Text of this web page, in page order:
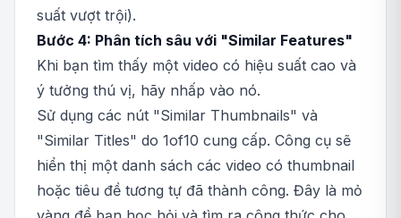
suất vượt trội).
Bước 4: Phân tích sâu với "Similar Features"
Khi bạn tìm thấy một video có hiệu suất cao và
ý tưởng thú vị, hãy nhấp vào nó.
Sử dụng các nút "Similar Thumbnails" và
"Similar Titles" do 1of10 cung cấp. Công cụ sẽ
hiển thị một danh sách các video có thumbnail
hoặc tiêu đề tương tự đã thành công. Đây là mỏ